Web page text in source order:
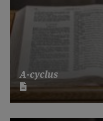
A-cyclus